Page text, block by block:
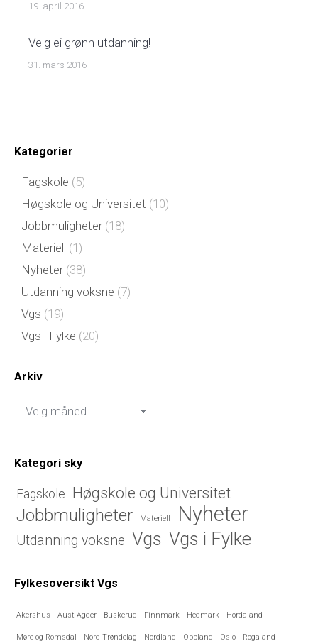
19. april 2016
Velg ei grønn utdanning!
31. mars 2016
Kategorier
Fagskole (5)
Høgskole og Universitet (10)
Jobbmuligheter(18)
Materiell (1)
Nyheter(38)
Utdanning voksne (7)
Vgs (19)
Vgs i Fylke (20)
Arkiv
Arkiv
Kategori sky
Fagskole Høgskole og Universitet
Jobbmuligheter Materiell Nyheter
Utdanning voksne Vgs Vgs i Fylke
Fylkesoversikt Vgs
Akershus Aust-Agder Buskerud Finnmark Hedmark Hordaland
Møre og Romsdal Nord-Trøndelag Nordland Oppland Oslo Rogaland